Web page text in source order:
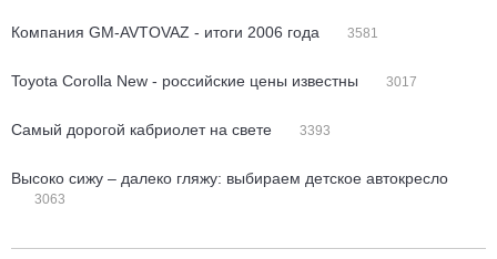
Компания GM-AVTOVAZ - итоги 2006 года 3581
Toyota Corolla New - российские цены известны 3017
Самый дорогой кабриолет на свете 3393
Высоко сижу – далеко гляжу: выбираем детское автокресло
3063